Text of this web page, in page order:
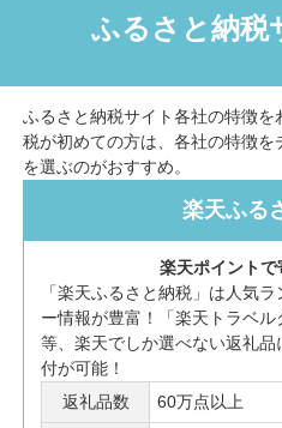
ふるさと納税
ふるさと納税サイト各社の特徴
税が初めての方は、各社の特徴を
を選ぶのがおすすめ。
楽天ふる
楽天ポイントで
「楽天ふるさと納税」は人気
ー情報が豊富！「楽天トラベル
等、楽天でしか選べない返礼
付が可能！
返礼品数
60万点以上